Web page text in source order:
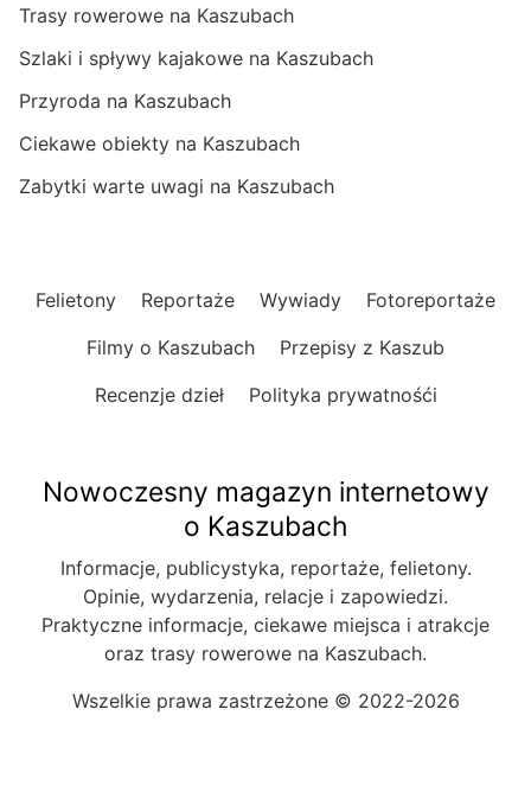
Trasy rowerowe na Kaszubach
Szlaki i spływy kajakowe na Kaszubach
Przyroda na Kaszubach
Ciekawe obiekty na Kaszubach
Zabytki warte uwagi na Kaszubach
Felietony Reportaże Wywiady
Fotoreportaże
Filmy o Kaszubach
Przepisy z Kaszub
Recenzje dzieł
Polityka prywatnośći
Nowoczesny magazyn internetowy
o Kaszubach
Informacje, publicystyka, reportaże, felietony.
Opinie, wydarzenia, relacje i zapowiedzi.
Praktyczne informacje, ciekawe miejsca i atrakcje
oraz trasy rowerowe na Kaszubach.
Wszelkie prawa zastrzeżone © 2022-2026